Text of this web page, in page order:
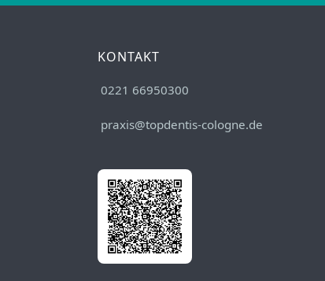
KONTAKT
0221 66950300
praxis@topdentis-cologne.de